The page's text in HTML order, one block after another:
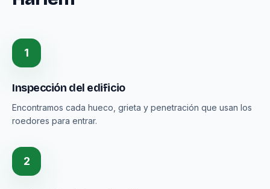
1
Inspección del edificio
Encontramos cada hueco, grieta y penetración que usan los
roedores para entrar.
2